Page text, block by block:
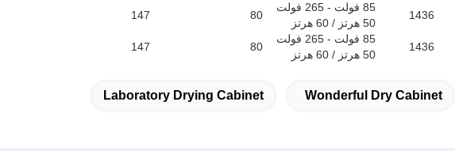
1436
85 فولت - 265 فولت
50 هرتز / 60 هرتز
80
147
1436
85 فولت - 265 فولت
50 هرتز / 60 هرتز
80
147
Wonderful Dry Cabinet
Laboratory Drying Cabinet